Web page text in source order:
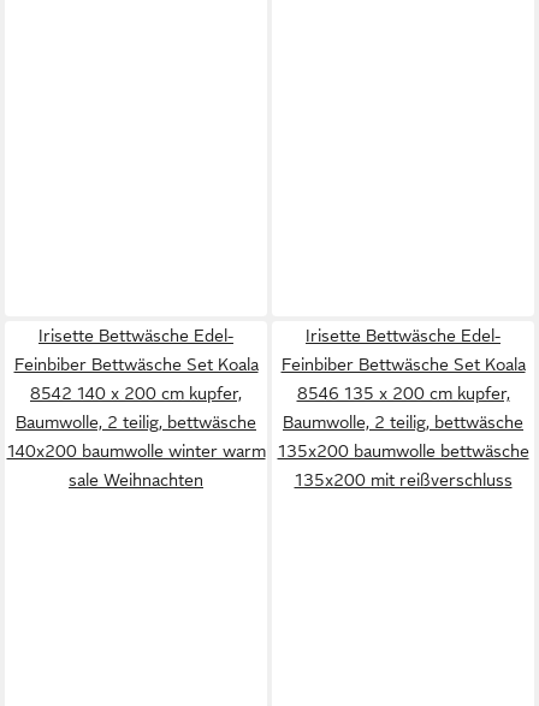
Irisette Bettwäsche Edel-
Feinbiber Bettwäsche Set Koala
8542 140 x 200 cm kupfer,
Baumwolle, 2 teilig, bettwäsche
140x200 baumwolle winter warm
sale Weihnachten
Irisette Bettwäsche Edel-
Feinbiber Bettwäsche Set Koala
8546 135 x 200 cm kupfer,
Baumwolle, 2 teilig, bettwäsche
135x200 baumwolle bettwäsche
135x200 mit reißverschluss